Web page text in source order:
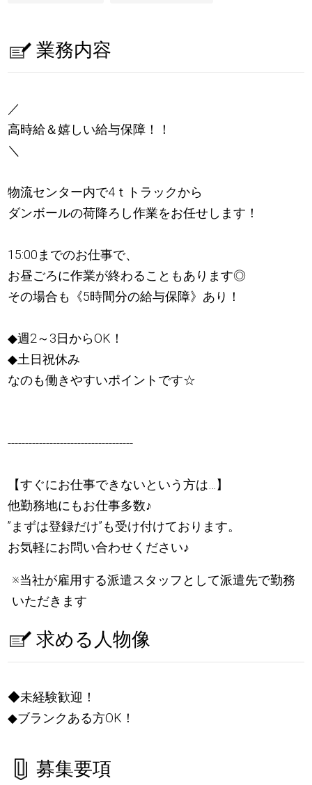
業務内容
／
高時給＆嬉しい給与保障！！
＼
物流センター内で4ｔトラックから
ダンボールの荷降ろし作業をお任せします！
15:00までのお仕事で、
お昼ごろに作業が終わることもあります◎
その場合も《5時間分の給与保障》あり！
◆週2～3日からOK！
◆土日祝休み
なのも働きやすいポイントです☆
------------------------------------
【すぐにお仕事できないという方は…】
他勤務地にもお仕事多数♪
”まずは登録だけ”も受け付けております。
お気軽にお問い合わせください♪
※当社が雇用する派遣スタッフとして派遣先で勤務
いただきます
求める人物像
◆未経験歓迎！
◆ブランクある方OK！
募集要項